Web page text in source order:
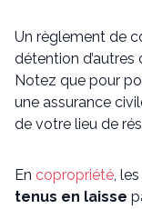
Un règlement de
détention d’autres
Notez que pour
une assurance
de votre lieu de
En copropriété,
tenus en laisse